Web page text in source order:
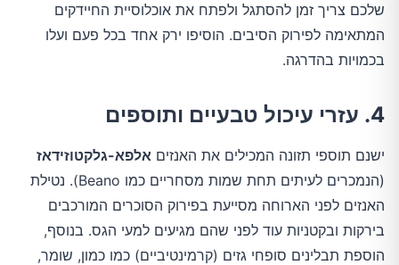
שלכם צריך זמן להסתגל ולפתח את אוכלוסיית החיידקים
המתאימה לפירוק הסיבים. הוסיפו ירק אחד בכל פעם ועלו
בכמויות בהדרגה.
4. עזרי עיכול טבעיים ותוספים
ישנם תוספי תזונה המכילים את האנזים אלפא-גלקטוזידאז
(הנמכרים לעיתים תחת שמות מסחריים כמו Beano). נטילת
האנזים לפני הארוחה מסייעת בפירוק הסוכרים המורכבים
בירקות ובקטניות עוד לפני שהם מגיעים למעי הגס. בנוסף,
הוספת תבלינים סופחי גזים (קרמינטיביים) כמו כמון, שומר,